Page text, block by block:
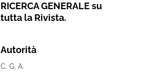
RICERCA GENERALE su
tutta la Rivista.
Autorità
C. G. A.